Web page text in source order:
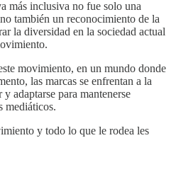
más inclusiva no fue solo una
también un reconocimiento de la
la diversidad en la sociedad actual
movimiento, en un mundo donde
las marcas se enfrentan a la
adaptarse para mantenerse
mediáticos.
y todo lo que le rodea les